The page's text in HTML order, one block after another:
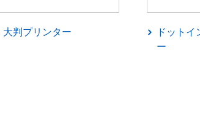
大判プリンター
ドットイ
ー